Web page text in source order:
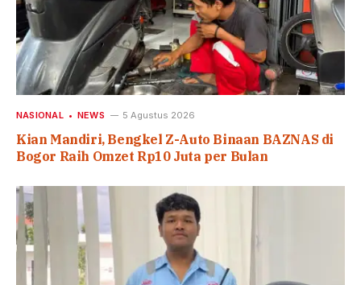
NASIONAL NEWS 5 Agustus 2026
Kian Mandiri, Bengkel Z-Auto Binaan BAZNAS di
Bogor Raih Omzet Rp10 Juta per Bulan